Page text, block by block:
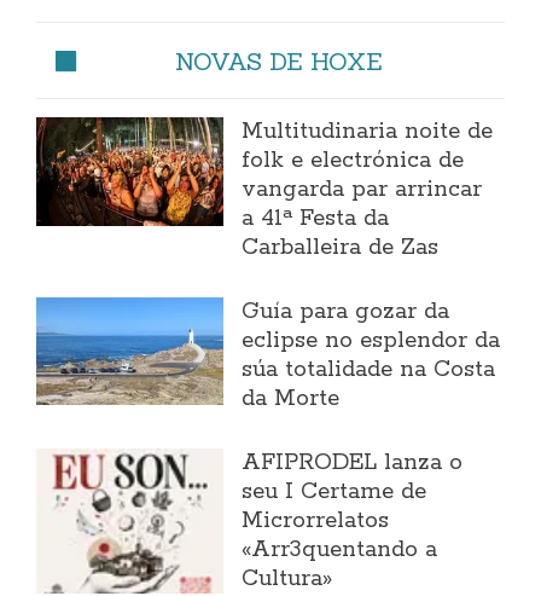
NOVAS DE HOXE
Multitudinaria noite de
folk e electrónica de
vangarda par arrincar
a 41ª Festa da
Carballeira de Zas
Guía para gozar da
eclipse no esplendor da
súa totalidade na Costa
da Morte
AFIPRODEL lanza o
seu I Certame de
Microrrelatos
«Arr3quentando a
Cultura»